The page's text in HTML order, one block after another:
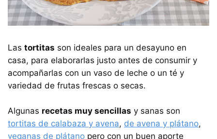
Las tortitas son ideales para un desayuno en
casa, para elaborarlas justo antes de consumir y
acompañarlas con un vaso de leche o un té y
variedad de frutas frescas o secas.
Algunas recetas muy sencillas y sanas son
tortitas de calabaza y avena, de avena y plátano,
veganas de plátano pero con un buen aporte